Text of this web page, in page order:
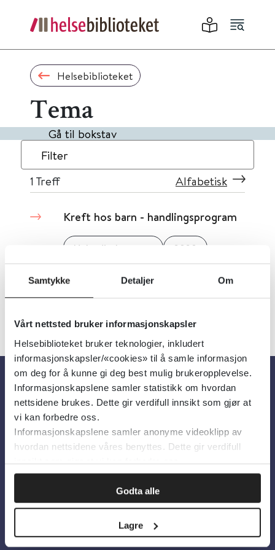
Samtykke Detaljer Om
Vårt nettsted bruker informasjonskapsler
Helsebiblioteket bruker teknologier, inkludert
informasjonskapsler/«cookies» til å samle informasjon
om deg for å kunne gi deg best mulig brukeropplevelse.
Informasjonskapslene samler statistikk om hvordan
nettsidene brukes. Dette gir verdifull innsikt som gjør at
vi kan forbedre oss.
Informasjonskapslene samler anonyme videoklipp av
hvordan nettsidene våres benyttes. Dette gir verdifull
innsikt som gjør at vi kan forbedre oss.
Godta alle
Lagre
Helsebiblioteket
Tema
Gå til bokstav
Filter
1 Treff Alfabetisk
Kreft hos barn - handlingsprogram
Helsedirektoratet 2020
Om oss
Om Helsebiblioteket
Information in English
Bilder fra Colourbox.com